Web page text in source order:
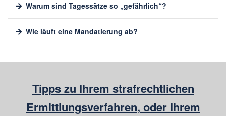
Warum sind Tagessätze so „gefährlich“?
Wie läuft eine Mandatierung ab?
Tipps zu Ihrem strafrechtlichen
Ermittlungsverfahren, oder Ihrem